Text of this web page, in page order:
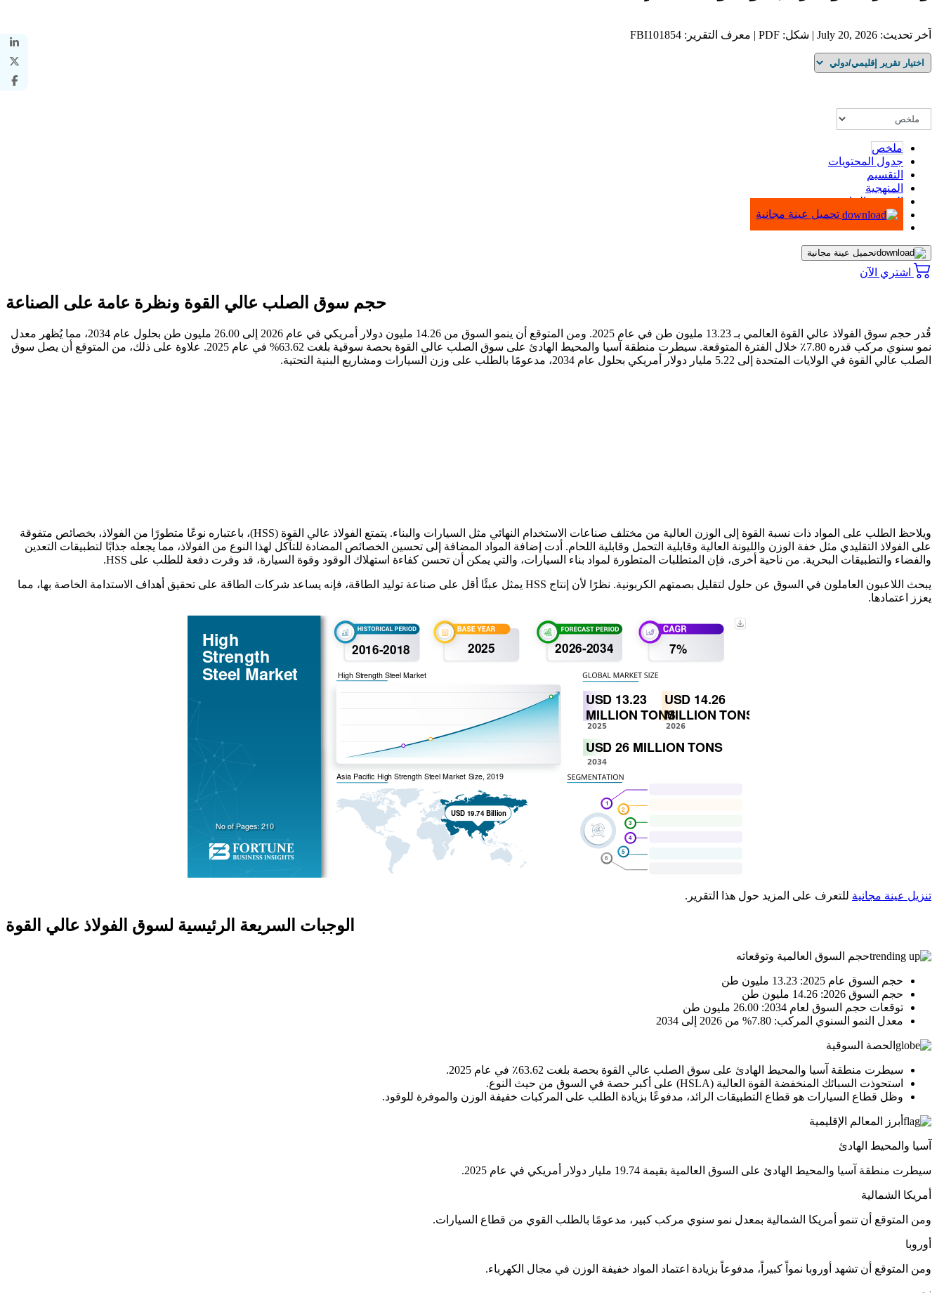
آخر تحديث: July 20, 2026 | شكل: PDF | معرف التقرير: FBI101854
ملخص
جدول المحتويات
التقسيم
المنهجية
الرسوم البيانية
تحميل عينة مجانية
تحميل عينة مجانية
اشتري الآن
حجم سوق الصلب عالي القوة ونظرة عامة على الصناعة
قُدر حجم سوق الفولاذ عالي القوة العالمي بـ 13.23 مليون طن في عام 2025. ومن المتوقع أن ينمو السوق من 14.26 مليون دولار أمريكي في عام 2026 إلى 26.00 مليون طن بحلول عام 2034، مما يُظهر معدل
نمو سنوي مركب قدره 7.80٪ خلال الفترة المتوقعة. سيطرت منطقة آسيا والمحيط الهادئ على سوق الصلب عالي القوة بحصة سوقية بلغت 63.62% في عام 2025. علاوة على ذلك، من المتوقع أن يصل سوق
الصلب عالي القوة في الولايات المتحدة إلى 5.22 مليار دولار أمريكي بحلول عام 2034، مدعومًا بالطلب على وزن السيارات ومشاريع البنية التحتية.
ويلاحظ الطلب على المواد ذات نسبة القوة إلى الوزن العالية من مختلف صناعات الاستخدام النهائي مثل السيارات والبناء. يتمتع الفولاذ عالي القوة (HSS)، باعتباره نوعًا متطورًا من الفولاذ، بخصائص متفوقة
على الفولاذ التقليدي مثل خفة الوزن والليونة العالية وقابلية التحمل وقابلية اللحام. أدت إضافة المواد المضافة إلى تحسين الخصائص المضادة للتآكل لهذا النوع من الفولاذ، مما يجعله جذابًا لتطبيقات التعدين
والفضاء والتطبيقات البحرية. من ناحية أخرى، فإن المتطلبات المتطورة لمواد بناء السيارات، والتي يمكن أن تحسن كفاءة استهلاك الوقود وقوة السيارة، قد وفرت دفعة للطلب على HSS.
يبحث اللاعبون العاملون في السوق عن حلول لتقليل بصمتهم الكربونية. نظرًا لأن إنتاج HSS يمثل عبئًا أقل على صناعة توليد الطاقة، فإنه يساعد شركات الطاقة على تحقيق أهداف الاستدامة الخاصة بها، مما
يعزز اعتمادها.
تنزيل عينة مجانية للتعرف على المزيد حول هذا التقرير.
الوجبات السريعة الرئيسية لسوق الفولاذ عالي القوة
حجم السوق العالمية وتوقعاته
حجم السوق عام 2025: 13.23 مليون طن
حجم السوق 2026: 14.26 مليون طن
توقعات حجم السوق لعام 2034: 26.00 مليون طن
معدل النمو السنوي المركب: 7.80% من 2026 إلى 2034
الحصة السوقية
سيطرت منطقة آسيا والمحيط الهادئ على سوق الصلب عالي القوة بحصة بلغت 63.62٪ في عام 2025.
استحوذت السبائك المنخفضة القوة العالية (HSLA) على أكبر حصة في السوق من حيث النوع.
وظل قطاع السيارات هو قطاع التطبيقات الرائد، مدفوعًا بزيادة الطلب على المركبات خفيفة الوزن والموفرة للوقود.
أبرز المعالم الإقليمية
آسيا والمحيط الهادئ
سيطرت منطقة آسيا والمحيط الهادئ على السوق العالمية بقيمة 19.74 مليار دولار أمريكي في عام 2025.
أمريكا الشمالية
ومن المتوقع أن تنمو أمريكا الشمالية بمعدل نمو سنوي مركب كبير، مدعومًا بالطلب القوي من قطاع السيارات.
أوروبا
ومن المتوقع أن تشهد أوروبا نمواً كبيراً، مدفوعاً بزيادة اعتماد المواد خفيفة الوزن في مجال الكهرباء.